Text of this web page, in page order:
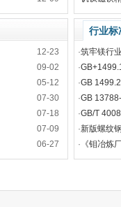
12-23
09-02
05-12
07-30
07-18
07-09
06-27
行业标
·筑牢镁行
·
·GB
·GB
·GB/T
·新版螺纹
· 《钼冶炼